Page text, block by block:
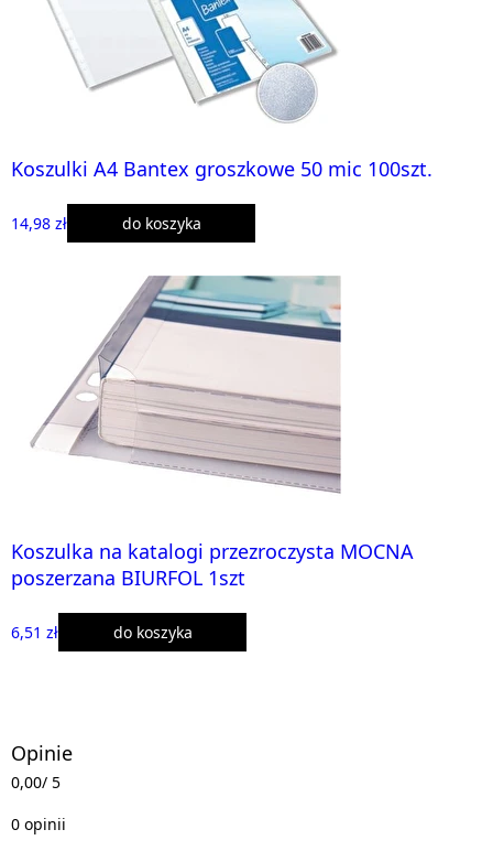
Koszulki A4 Bantex groszkowe 50 mic 100szt.
14,98 zł do koszyka
Koszulka na katalogi przezroczysta MOCNA
poszerzana BIURFOL 1szt
6,51 zł do koszyka
Opinie
0,00/ 5
0 opinii